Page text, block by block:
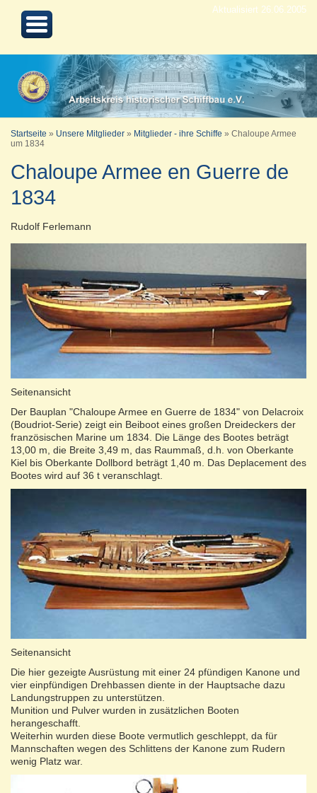
Aktualisiert 26.06.2005
Startseite » Unsere Mitglieder » Mitglieder - ihre Schiffe » Chaloupe Armee
um 1834
Chaloupe Armee en Guerre de
1834
Rudolf Ferlemann
Seitenansicht
Der Bauplan "Chaloupe Armee en Guerre de 1834" von Delacroix
(Boudriot-Serie) zeigt ein Beiboot eines großen Dreideckers der
französischen Marine um 1834. Die Länge des Bootes beträgt
13,00 m, die Breite 3,49 m, das Raummaß, d.h. von Oberkante
Kiel bis Oberkante Dollbord beträgt 1,40 m. Das Deplacement des
Bootes wird auf 36 t veranschlagt.
Seitenansicht
Die hier gezeigte Ausrüstung mit einer 24 pfündigen Kanone und
vier einpfündigen Drehbassen diente in der Hauptsache dazu
Landungstruppen zu unterstützen.
Munition und Pulver wurden in zusätzlichen Booten
herangeschafft.
Weiterhin wurden diese Boote vermutlich geschleppt, da für
Mannschaften wegen des Schlittens der Kanone zum Rudern
wenig Platz war.